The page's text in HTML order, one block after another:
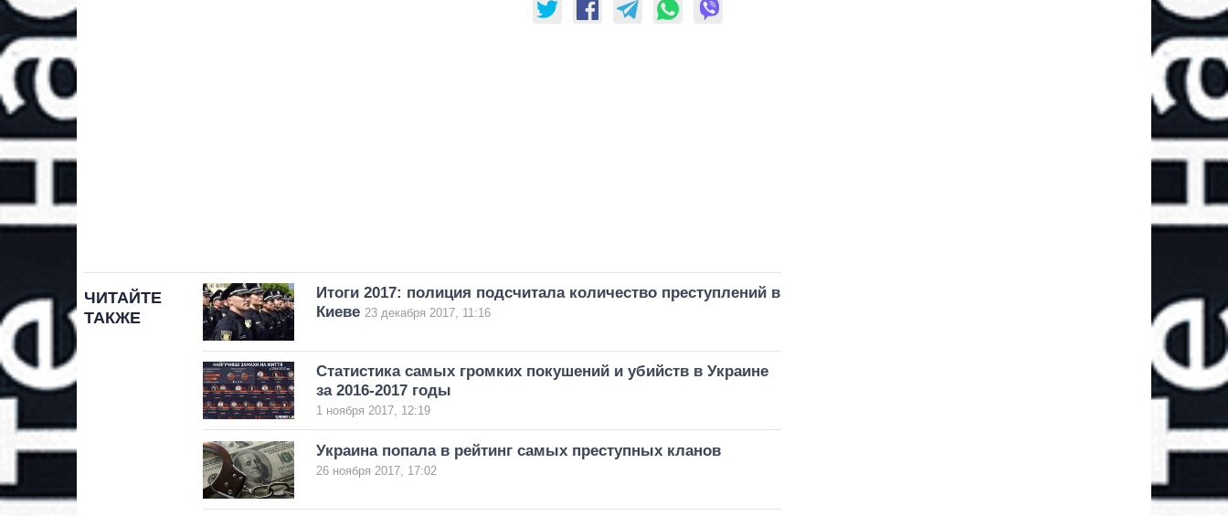
ЧИТАЙТЕ
ТАКЖЕ
Итоги 2017: полиция подсчитала количество преступлений в
Киеве 23 декабря 2017, 11:16
Статистика самых громких покушений и убийств в Украине
за 2016-2017 годы
1 ноября 2017, 12:19
Украина попала в рейтинг самых преступных кланов
26 ноября 2017, 17:02